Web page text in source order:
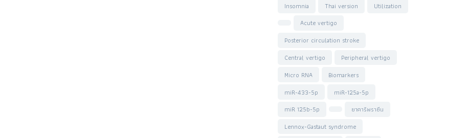
Insomnia
Thai version
Utilization
Acute vertigo
Posterior circulation stroke
Central vertigo
Peripheral vertigo
Micro RNA
Biomarkers
miR-433-5p
miR-125a-5p
miR 125b-5p
ยาคาริพราซีน
Lennox-Gastaut syndrome